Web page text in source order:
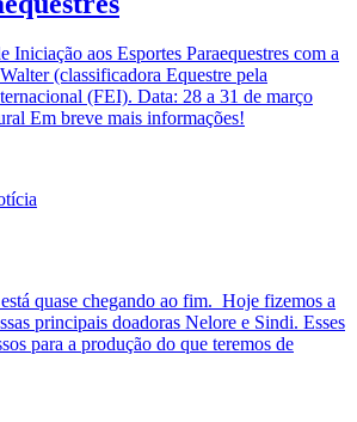
Iniciação aos Esportes Paraequestres com a
(classificadora Equestre pela
(FEI). Data: 28 a 31 de março
Em breve mais informações!
quase chegando ao fim. Hoje fizemos a
principais doadoras Nelore e Sindi. Esses
para a produção do que teremos de